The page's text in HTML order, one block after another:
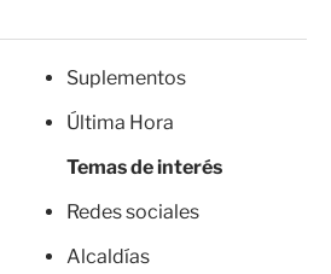
Suplementos
Última Hora
Temas de interés
Redes sociales
Alcaldías